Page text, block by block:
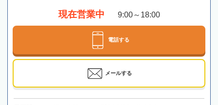
現在営業中 9:00～18:00
電話する
メールする